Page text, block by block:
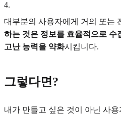
4.
대부분의 사용자에게 거의 또는
하는 것은 정보를 효율적으로 수
고난 능력을 약화시킵니다.
그렇다면?
내가 만들고 싶은 것이 아닌 사